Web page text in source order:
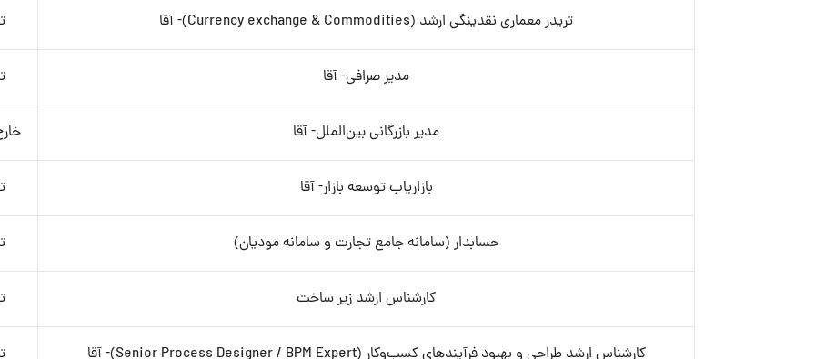
تریدر معماری نقدینگی ارشد (Currency exchange & Commodities)- آقا
مدیر صرافی- آقا
مدیر بازرگانی بین‌الملل- آقا
بازاریاب توسعه بازار- آقا
حسابدار (سامانه جامع تجارت و سامانه مودیان)
کارشناس ارشد زیر ساخت
کارشناس ارشد طراحی و بهبود فرآیندهای کسب‌وکار (Senior Process Designer / BPM Expert)- آقا